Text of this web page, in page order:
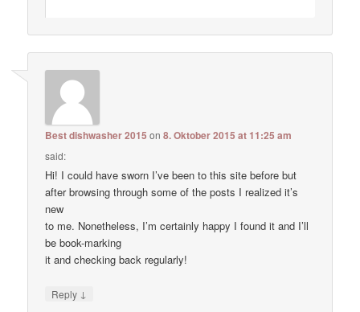
Best dishwasher 2015 on8. Oktober 2015 at 11:25 am
said:
Hi! I could have sworn I’ve been to this site before but
after browsing through some of the posts I realized it’s
new
to me. Nonetheless, I’m certainly happy I found it and I’ll
be book-marking
it and checking back regularly!
Reply ↓